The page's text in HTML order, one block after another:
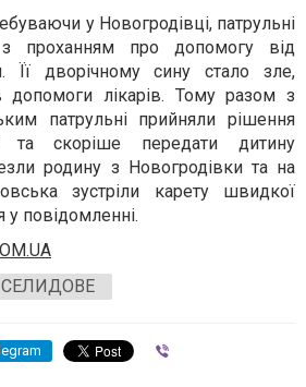
у Новогродівці, патрульні
проханням про допомогу від
Її дворічному сину стало зле,
допомоги лікарів. Тому разом з
патрульні прийняли рішення
та скоріше передати дитину
родину з Новогродівки та на
зустріли карету швидкої
повідомленні.